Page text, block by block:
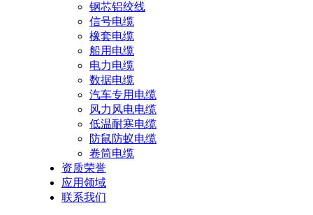
钢芯铝绞线
信号电缆
橡套电缆
船用电缆
电力电缆
数据电缆
汽车专用电缆
风力风电电缆
低温耐寒电缆
防鼠防蚁电缆
卷筒电缆
资质荣誉
应用领域
联系我们